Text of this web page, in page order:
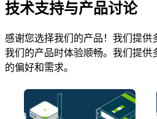
技术支持与产品讨论
感谢您选择我们的产品！我们提供
我们的产品时体验顺畅。我们提供
的偏好和需求。